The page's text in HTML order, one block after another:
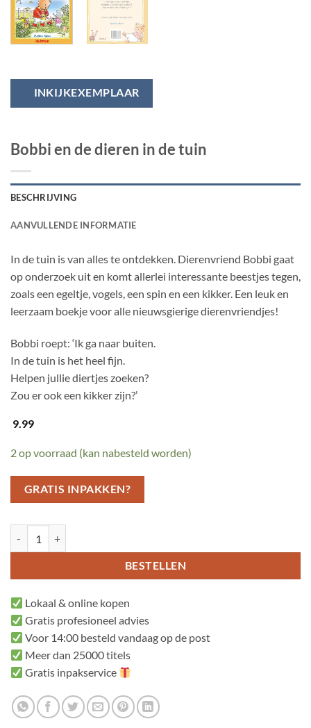
INKIJKEXEMPLAAR
Bobbi en de dieren in de tuin
BESCHRIJVING
AANVULLENDE INFORMATIE
In de tuin is van alles te ontdekken. Dierenvriend Bobbi gaat
op onderzoek uit en komt allerlei interessante beestjes tegen,
zoals een egeltje, vogels, een spin en een kikker. Een leuk en
leerzaam boekje voor alle nieuwsgierige dierenvriendjes!
Bobbi roept: ‘Ik ga naar buiten.
In de tuin is het heel fijn.
Helpen jullie diertjes zoeken?
Zou er ook een kikker zijn?’
9.99
2 op voorraad (kan nabesteld worden)
GRATIS INPAKKEN?
BESTELLEN
Lokaal & online kopen
Gratis profesioneel advies
Voor 14:00 besteld vandaag op de post
Meer dan 25000 titels
Gratis inpakservice